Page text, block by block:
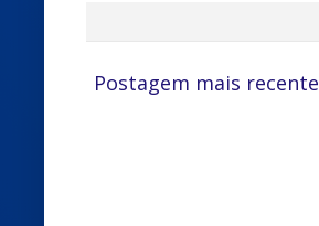
Postagem mais recente